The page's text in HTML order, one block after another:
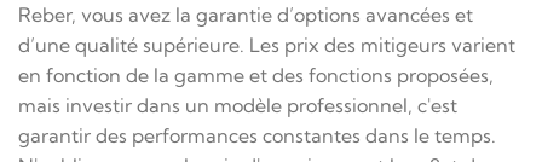
Reber, vous avez la garantie d’options avancées et
d’une qualité supérieure. Les prix des mitigeurs varient
en fonction de la gamme et des fonctions proposées,
mais investir dans un modèle professionnel, c'est
garantir des performances constantes dans le temps.